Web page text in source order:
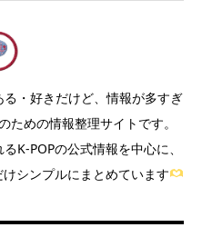
・好きだけど、情報が多すぎ
めの情報整理サイトです。
K-POPの公式情報を中心に、
シンプルにまとめています